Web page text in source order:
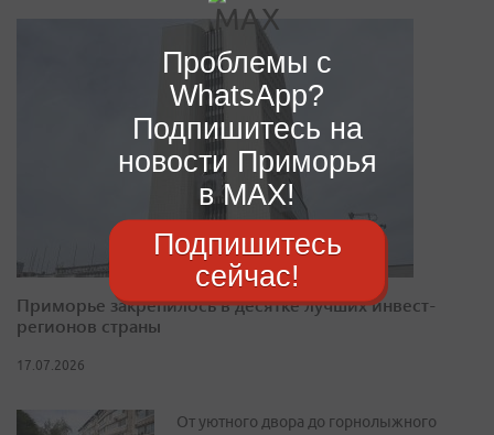
Приморье закрепилось в десятке лучших инвест-
регионов страны
17.07.2026
От уютного двора до горнолыжного
Проблемы с
WhatsApp?
Подпишитесь на
новости Приморья
в MAX!
Подпишитесь
сейчас!